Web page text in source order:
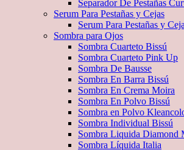
Separador De Pestañas
Serum Para Pestañas y Cejas
Serum Para Pestañas y
Sombra para Ojos
Sombra Cuarteto Bissú
Sombra Cuarteto Pink Up
Sombra De Bausse
Sombra En Barra Bissú
Sombra En Crema Moira
Sombra En Polvo Bissú
Sombra en Polvo
Sombra Individual Bissú
Sombra Liquida Diamond
Sombra Líquida Italia